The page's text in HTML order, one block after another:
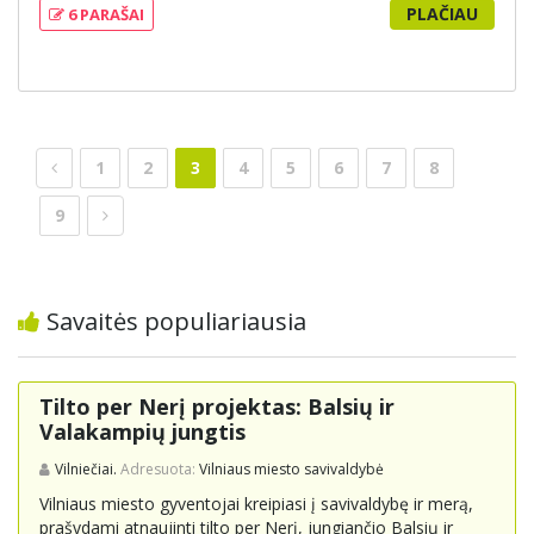
rodomas kitas serialas, o "Simpsonai" liko tik su viena
serialo, ir kviečia pasirašyti peticiją, kad būtų atkurta
6 PARAŠAI PLAČIAU
1 2 3 4 5 6 7 8
9
Savaitės populiariausia
Tilto per Nerį projektas: Balsių ir
Valakampių jungtis
Vilniečiai. Adresuota: Vilniaus miesto savivaldybė
Vilniaus miesto gyventojai kreipiasi į savivaldybę ir merą,
prašydami atnaujinti tilto per Nerį, jungiančio Balsių ir